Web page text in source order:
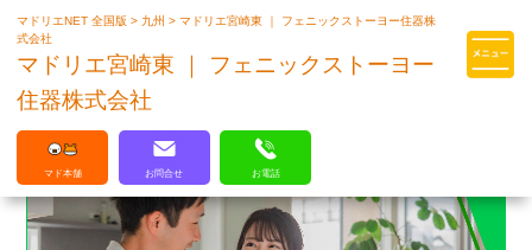
マドリエはLIXILの厳しい基準を
マドリエNET 全国版> 九州>マドリエ宮崎東 ｜ フェニックストーヨー住器株
式会社
マドリエ宮崎東 ｜ フェニックストーヨー
住器株式会社
マド本舗 お問合せ お電話